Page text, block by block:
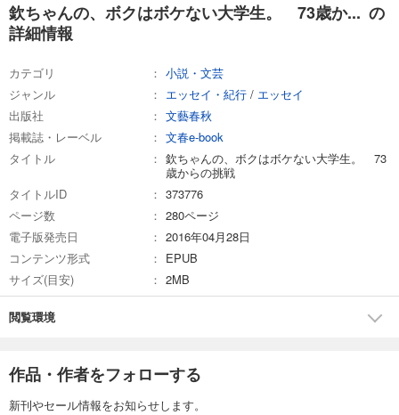
欽ちゃんの、ボクはボケない大学生。 73歳か... の
詳細情報
カテゴリ
小説・文芸
ジャンル
エッセイ・紀行 / エッセイ
出版社
文藝春秋
掲載誌・レーベル
文春e-book
タイトル
欽ちゃんの、ボクはボケない大学生。 73
歳からの挑戦
タイトルID
373776
ページ数
280ページ
電子版発売日
2016年04月28日
コンテンツ形式
EPUB
サイズ(目安)
2MB
閲覧環境
作品・作者をフォローする
新刊やセール情報をお知らせします。